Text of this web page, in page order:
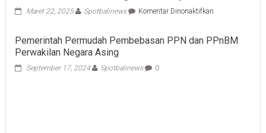
Maret 22, 2025 Spotbalinews Komentar Dinonaktifkanpada
Lebaran,
Pemerintah Permudah Pembebasan PPN dan PPnBM
Perwakilan Negara Asing
September 17, 2024 Spotbalinews 0